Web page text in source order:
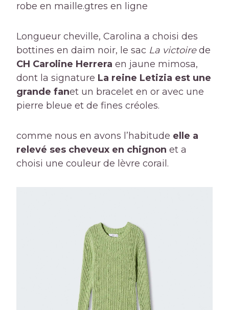
robe en maille.gtres en ligne
Longueur cheville, Carolina a choisi des
bottines en daim noir, le sac La victoirede
CH Caroline Herrera en jaune mimosa,
dont la signature La reine Letizia est une
grande fanet un bracelet en or avec une
pierre bleue et de fines créoles.
comme nous en avons l’habitude elle a
relevé ses cheveux en chignon et a
choisi une couleur de lèvre corail.